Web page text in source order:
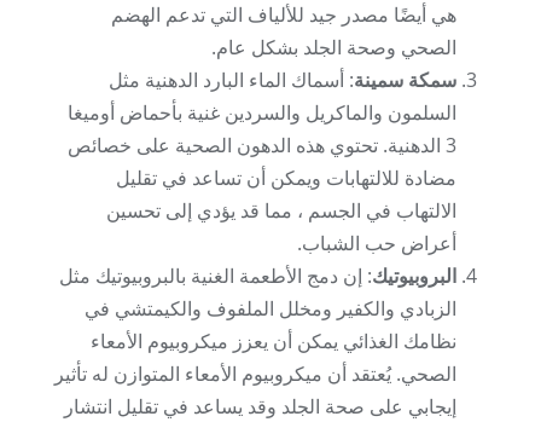
هي أيضًا مصدر جيد للألياف التي تدعم الهضم
الصحي وصحة الجلد بشكل عام.
سمكة سمينة: أسماك الماء البارد الدهنية مثل
السلمون والماكريل والسردين غنية بأحماض أوميغا
3 الدهنية. تحتوي هذه الدهون الصحية على خصائص
مضادة للالتهابات ويمكن أن تساعد في تقليل
الالتهاب في الجسم ، مما قد يؤدي إلى تحسين
أعراض حب الشباب.
البروبيوتيك: إن دمج الأطعمة الغنية بالبروبيوتيك مثل
الزبادي والكفير ومخلل الملفوف والكيمتشي في
نظامك الغذائي يمكن أن يعزز ميكروبيوم الأمعاء
الصحي. يُعتقد أن ميكروبيوم الأمعاء المتوازن له تأثير
إيجابي على صحة الجلد وقد يساعد في تقليل انتشار